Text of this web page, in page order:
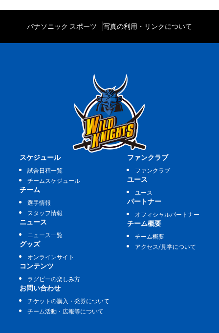
パナソニック スポーツ 写真の利用・リンクについて
スケジュール
試合日程一覧
チームスケジュール
チーム
選手情報
スタッフ情報
ニュース
ニュース一覧
グッズ
オンラインサイト
ファンクラブ
ファンクラブ
ユース
ユース
パートナー
オフィシャルパートナー
チーム概要
チーム概要
アクセス/見学について
コンテンツ
ラグビーの楽しみ方
お問い合わせ
チケットの購入・発券について
チーム活動・広報等について